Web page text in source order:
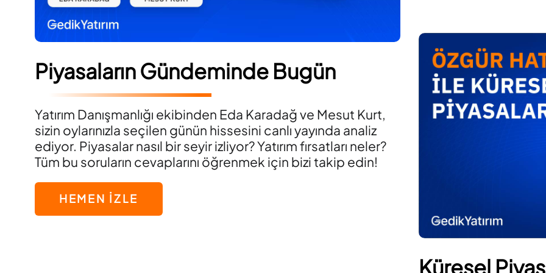
Piyasaların Gündeminde Bugün
Yatırım Danışmanlığı ekibinden Eda Karadağ ve Mesut Kurt,
sizin oylarınızla seçilen günün hissesini canlı yayında analiz
ediyor. Piyasalar nasıl bir seyir izliyor? Yatırım fırsatları neler?
Tüm bu soruların cevaplarını öğrenmek için bizi takip edin!
HEMEN İZLE
Küresel